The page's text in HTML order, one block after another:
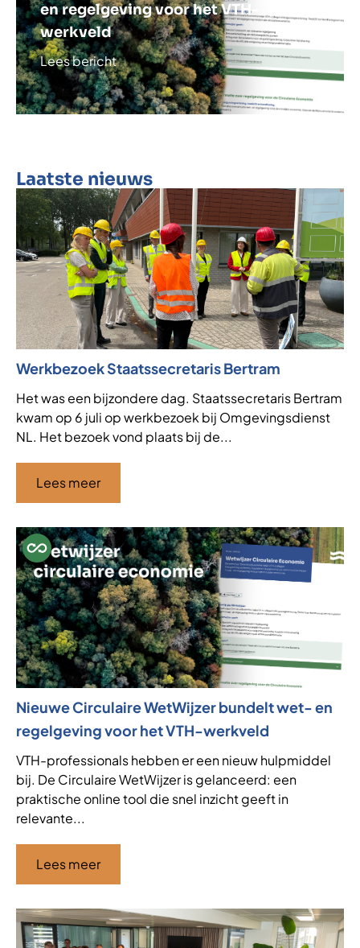
en regelgeving voor het VTH-
werkveld
Lees bericht
Laatste nieuws
Werkbezoek Staatssecretaris Bertram
Het was een bijzondere dag. Staatssecretaris Bertram
kwam op 6 juli op werkbezoek bij Omgevingsdienst
NL. Het bezoek vond plaats bij de...
Lees meer
Nieuwe Circulaire WetWijzer bundelt wet- en
regelgeving voor het VTH-werkveld
VTH-professionals hebben er een nieuw hulpmiddel
bij. De Circulaire WetWijzer is gelanceerd: een
praktische online tool die snel inzicht geeft in
relevante...
Lees meer